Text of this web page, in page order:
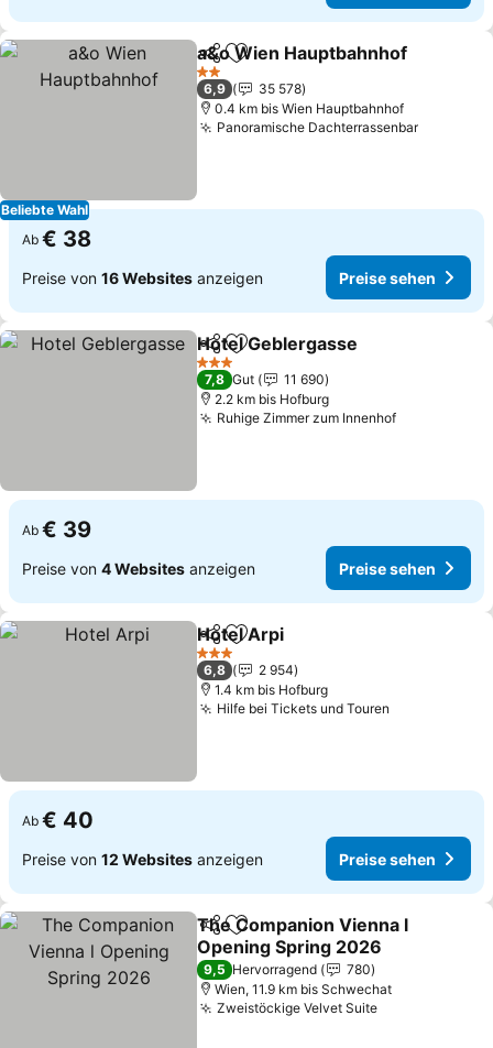
Beliebte Wahl
TeilenZu Favoriten hinzufügen
a&o Wien Hauptbahnhof
2 Sterne
6,9
35 578
0.4 km bis Wien Hauptbahnhof
Panoramische Dachterrassenbar
Ab € 38
Preise von 16 Websites anzeigen Preise sehen
TeilenZu Favoriten hinzufügen
Hotel Geblergasse
3 Sterne
7,8 Gut
11 690
2.2 km bis Hofburg
Ruhige Zimmer zum Innenhof
Ab € 39
Preise von 4 Websites anzeigen Preise sehen
TeilenZu Favoriten hinzufügen
Hotel Arpi
3 Sterne
6,8
2 954
1.4 km bis Hofburg
Hilfe bei Tickets und Touren
Ab € 40
Preise von 12 Websites anzeigen Preise sehen
TeilenZu Favoriten hinzufügen
The Companion Vienna l
Opening Spring 2026
9,5 Hervorragend
780
Wien, 11.9 km bis Schwechat
Zweistöckige Velvet Suite